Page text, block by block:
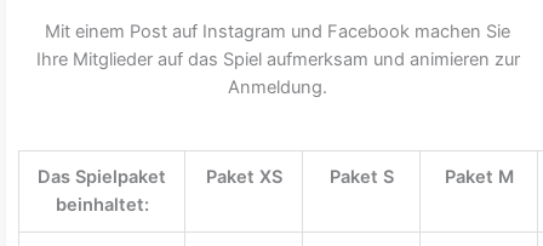
Mit einem Post auf Instagram und Facebook machen Sie
Ihre Mitglieder auf das Spiel aufmerksam und animieren zur
Anmeldung.
Das Spielpaket
beinhaltet:
Paket XS Paket S Paket M